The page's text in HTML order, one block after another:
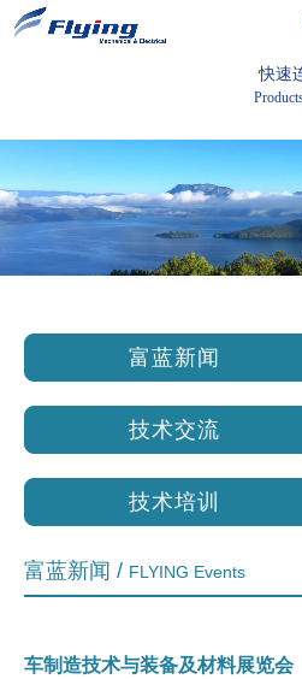
快速
富蓝新闻
技术交流
技术培训
富蓝新闻 / FLYING Events
第十四届上
车制造技术与装备及材料展览会